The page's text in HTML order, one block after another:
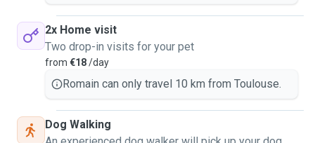
2x Home visit
Two drop-in visits for your pet
from €18/day
Romain can only travel 10 km from Toulouse.
Dog Walking